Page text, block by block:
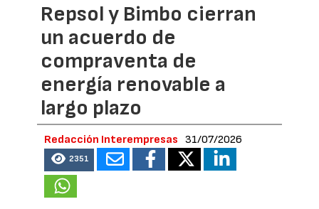
Repsol y Bimbo cierran
un acuerdo de
compraventa de
energía renovable a
largo plazo
Redacción Interempresas 31/07/2026
2351